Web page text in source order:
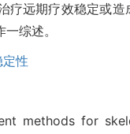
远期疗效稳定或
综述。
定性
methods for